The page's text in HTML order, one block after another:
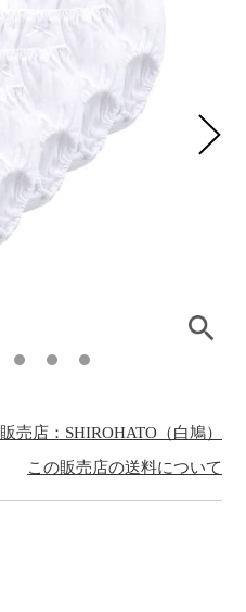
販売店：SHIROHATO（白鳩）
この販売店の送料について